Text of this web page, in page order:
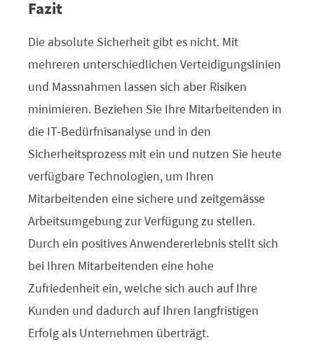
Fazit
Die absolute Sicherheit gibt es nicht. Mit
mehreren unterschiedlichen Verteidigungslinien
und Massnahmen lassen sich aber Risiken
minimieren. Beziehen Sie Ihre Mitarbeitenden in
die IT-Bedürfnisanalyse und in den
Sicherheitsprozess mit ein und nutzen Sie heute
verfügbare Technologien, um Ihren
Mitarbeitenden eine sichere und zeitgemässe
Arbeitsumgebung zur Verfügung zu stellen.
Durch ein positives Anwendererlebnis stellt sich
bei Ihren Mitarbeitenden eine hohe
Zufriedenheit ein, welche sich auch auf Ihre
Kunden und dadurch auf Ihren langfristigen
Erfolg als Unternehmen überträgt.